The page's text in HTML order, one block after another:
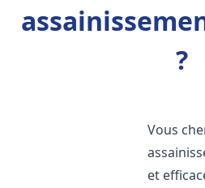
?
Vous
et